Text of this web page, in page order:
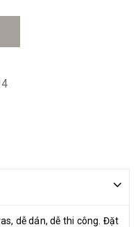
dễ dán, dễ thi công. Đặt